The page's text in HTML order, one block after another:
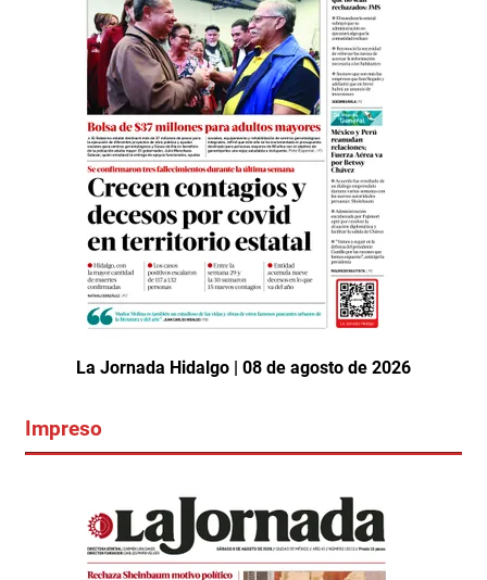
La Jornada Hidalgo | 08 de agosto de 2026
Impreso